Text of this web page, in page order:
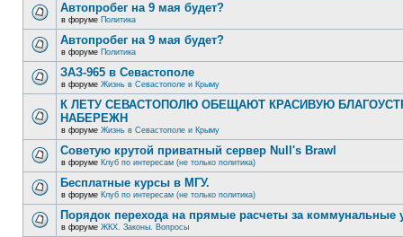
Автопробег на 9 мая будет?
в форуме Политика
Автопробег на 9 мая будет?
в форуме Политика
ЗАЗ-965 в Севастополе
в форуме Жизнь в Севастополе и Крыму
К ЛЕТУ СЕВАСТОПОЛЮ ОБЕЩАЮТ КРАСИВУЮ
НАБЕРЕЖН
в форуме Жизнь в Севастополе и Крыму
Советую крутой приватный сервер Null's Brawl
в форуме Клуб по интересам (не только политика)
Бесплатные курсы в МГУ.
в форуме Клуб по интересам (не только политика)
Порядок перехода на прямые расчеты за коммунальные
в форуме ЖКХ. Законы. Вопросы